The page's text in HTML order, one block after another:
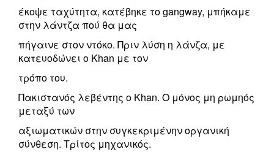
έκοψε ταχύτητα, κατέβηκε το gangway, μπήκαμε
στην λάντζα πού θα μας
πήγαινε στον ντόκο. Πριν λύση η λάνζα, με
κατευοδώνει ο Khan με τον
τρόπο του.
Πακιστανός λεβέντης ο Khan. Ο μόνος μη ρωμηός
μεταξύ των
αξιωματικών στην συγκεκριμένην οργανική
σύνθεση. Τρίτος μηχανικός.